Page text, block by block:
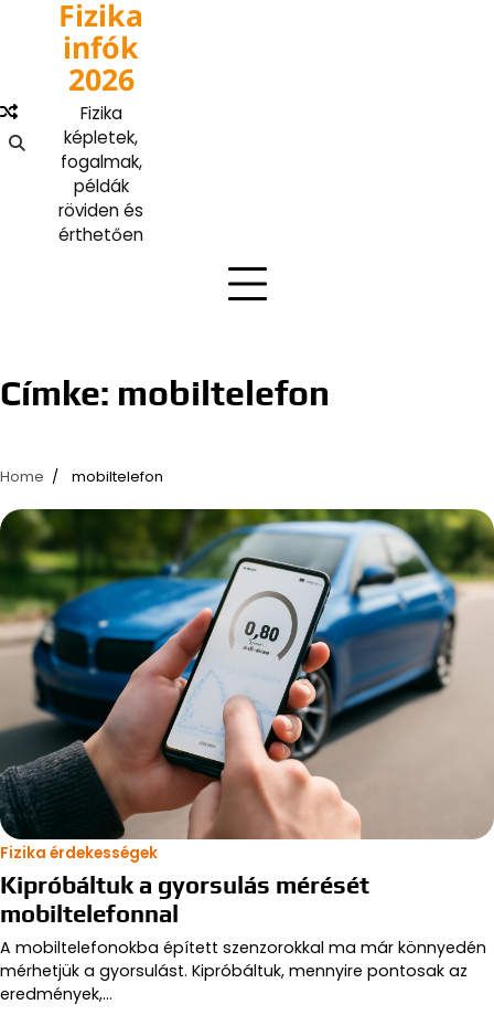
content
Fizika
infók
2026
Fizika
képletek,
fogalmak,
példák
röviden és
érthetően
Címke: mobiltelefon
Home mobiltelefon
Fizika érdekességek
Kipróbáltuk a gyorsulás mérését
mobiltelefonnal
A mobiltelefonokba épített szenzorokkal ma már könnyedén
mérhetjük a gyorsulást. Kipróbáltuk, mennyire pontosak az
eredmények,…